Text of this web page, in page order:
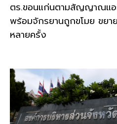
ตร.ขอนแก่นตามสัญญาณแอ
พร้อมจักรยานถูกขโมย ขยา
หลายครั้ง